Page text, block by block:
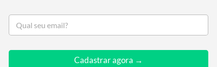
S
u
Cadastrar agora →